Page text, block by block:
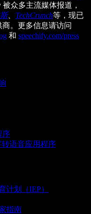
众多主流媒体报道，
、 TechCrunch等，现已
。更多信息请访问
和 speechify.com/press
序
转语音应用程序
计划（IEP）
指南